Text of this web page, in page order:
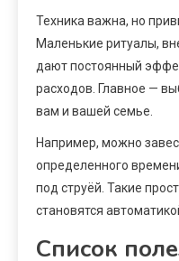
Техника важна, но
Маленькие ритуалы,
дают постоянный
расходов. Главное —
вам и вашей семье.
Например, можно
определенного
под струёй. Такие
становятся
Список